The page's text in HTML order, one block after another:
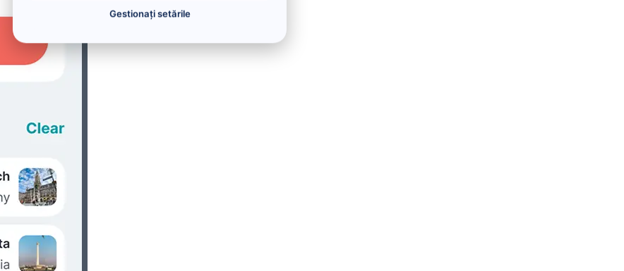
Gestionați setările